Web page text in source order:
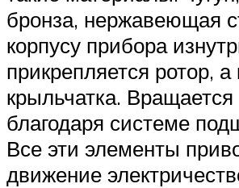
бронза, нержавеющая
корпусу прибора
прикрепляется ротор, а
крыльчатка. Вращается
благодаря системе
Все эти элементы
движение